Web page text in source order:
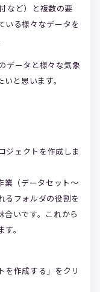
など）と複数の要
いる様々なデータを
データと様々な気象
と思います。
ジェクトを作成しま
業（データセット～
るフォルダの役割を
いです。これから
。
を作成する」をクリ